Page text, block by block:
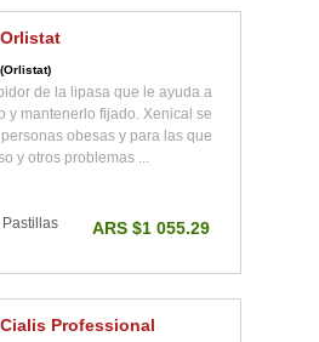
Orlistat
(Orlistat)
de la lipasa que le ayuda a
y mantenerlo fijado. Xenical se
obesas y para las que
y otros problemas ...
ARS $1 055.29
Cialis Professional